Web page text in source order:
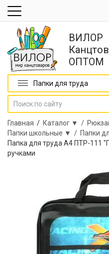
ВИЛОР
ОПТОМ
Папки для труда
Главная / Каталог ▼ /
Папки школьные ▼ / Папки
Папка для труда А4 ПТР-111
ручками